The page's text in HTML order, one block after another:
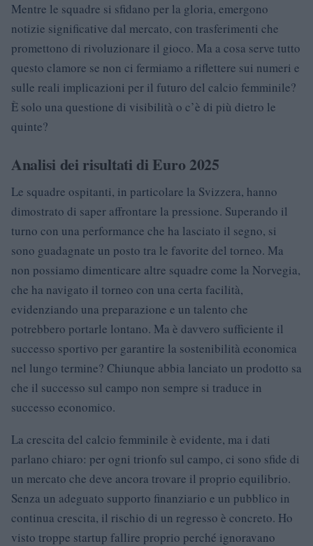
Mentre le squadre si sfidano per la gloria, emergono
notizie significative dal mercato, con trasferimenti che
promettono di rivoluzionare il gioco. Ma a cosa serve tutto
questo clamore se non ci fermiamo a riflettere sui numeri e
sulle reali implicazioni per il futuro del calcio femminile?
È solo una questione di visibilità o c’è di più dietro le
quinte?
Analisi dei risultati di Euro 2025
Le squadre ospitanti, in particolare la Svizzera, hanno
dimostrato di saper affrontare la pressione. Superando il
turno con una performance che ha lasciato il segno, si
sono guadagnate un posto tra le favorite del torneo. Ma
non possiamo dimenticare altre squadre come la Norvegia,
che ha navigato il torneo con una certa facilità,
evidenziando una preparazione e un talento che
potrebbero portarle lontano. Ma è davvero sufficiente il
successo sportivo per garantire la sostenibilità economica
nel lungo termine? Chiunque abbia lanciato un prodotto sa
che il successo sul campo non sempre si traduce in
successo economico.
La crescita del calcio femminile è evidente, ma i dati
parlano chiaro: per ogni trionfo sul campo, ci sono sfide di
un mercato che deve ancora trovare il proprio equilibrio.
Senza un adeguato supporto finanziario e un pubblico in
continua crescita, il rischio di un regresso è concreto. Ho
visto troppe startup fallire proprio perché ignoravano